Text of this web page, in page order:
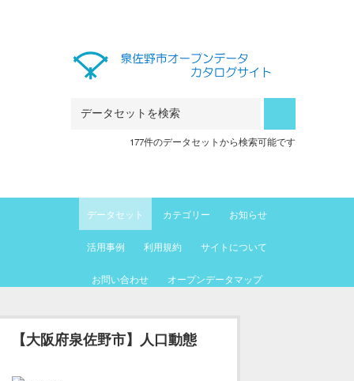
177件のデータセットから検索可能です
データセット カテゴリー お知らせ
活用事例 利用規約 サイトについて
お問い合わせ オープンデータマップ
【大阪府泉佐野市】人口動態